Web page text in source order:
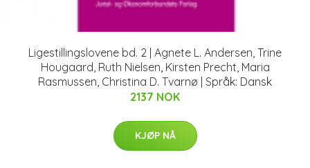
Ligestillingslovene bd. 2 | Agnete L. Andersen, Trine
Hougaard, Ruth Nielsen, Kirsten Precht, Maria
Rasmussen, Christina D. Tvarnø | Språk: Dansk
2137 NOK
KJØP NÅ